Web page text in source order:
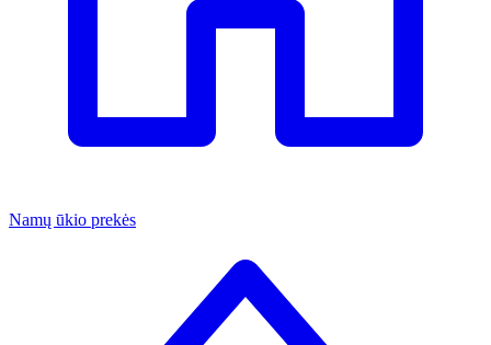
Namų ūkio prekės